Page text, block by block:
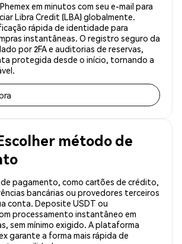
em minutos com seu e-mail para
Libra Credit (LBA) globalmente.
rápida de identidade para
instantâneas. O registro seguro da
por 2FA e auditorias de reservas,
protegida desde o início, tornando a
método de
pagamento, como cartões de crédito,
bancárias ou provedores terceiros
conta. Deposite USDT ou
processamento instantâneo em
sem mínimo exigido. A plataforma
garante a forma mais rápida de